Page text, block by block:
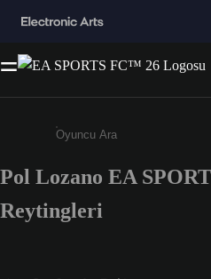
Enter a minimum of 3
Pol Lozano EA
Reytingleri